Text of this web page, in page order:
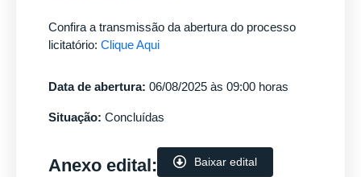
Confira a transmissão da abertura do processo
licitatório: Clique Aqui
Data de abertura: 06/08/2025 às 09:00 horas
Situação: Concluídas
Anexo edital: Baixar edital